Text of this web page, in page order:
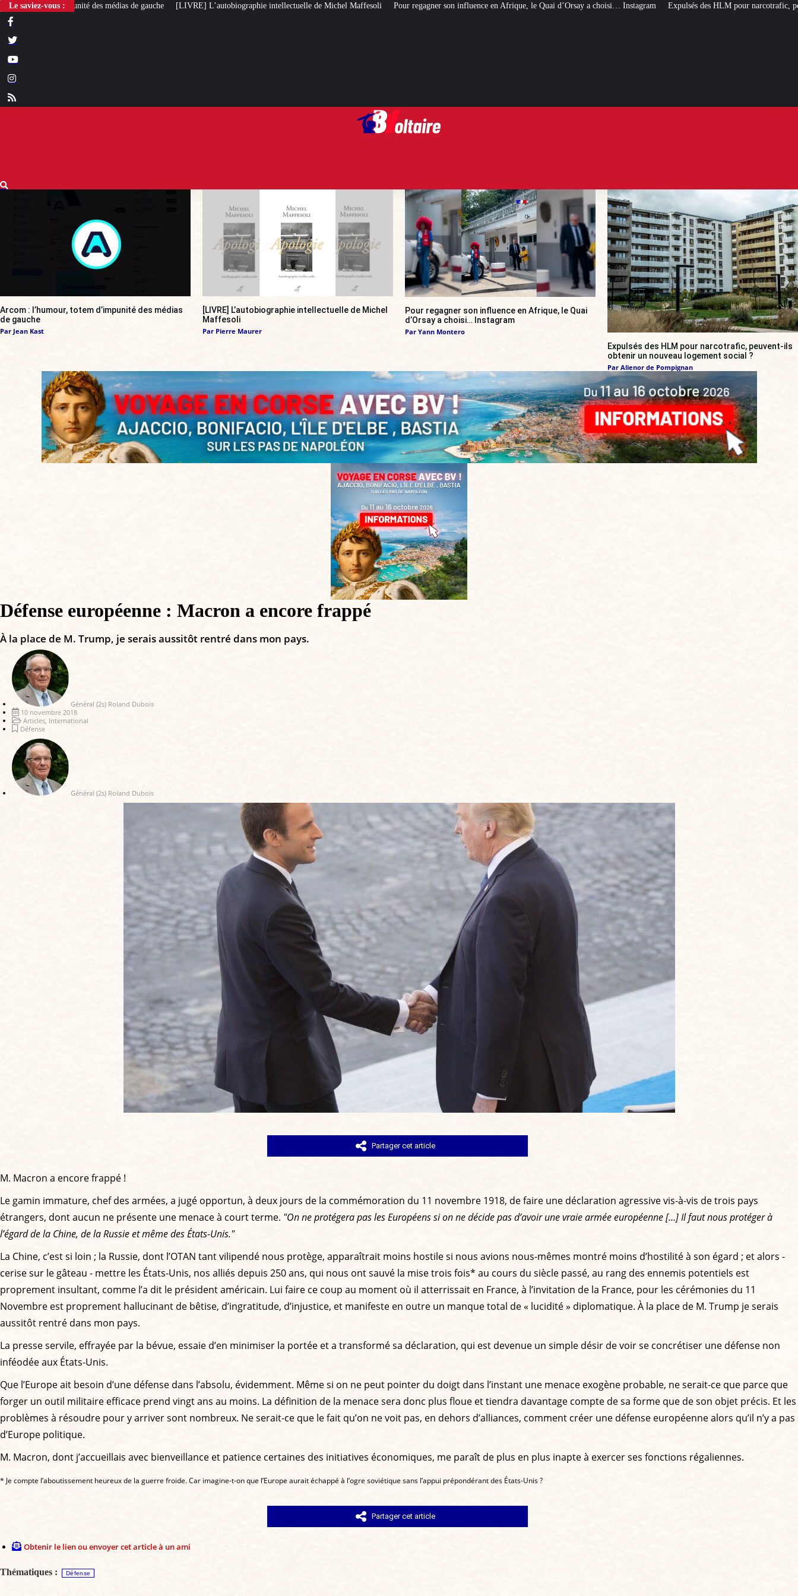
Le saviez-vous : [LIVRE] L’autobiographie intellectuelle de Michel Maffesoli Pour regagner son influence en Afrique, le Quai d’Orsay a choisi… Instagram Expulsés des HLM pour narcotrafic, peuvent-ils obtenir un
Arcom : l’humour, totem d’impunité des médias
de gauche
Par Jean Kast
[LIVRE] L’autobiographie intellectuelle de Michel
Maffesoli
Par Pierre Maurer
Pour regagner son influence en Afrique, le Quai
d’Orsay a choisi… Instagram
Par Yann Montero
Expulsés des HLM pour narcotrafic, peuvent-ils
obtenir un nouveau logement social ?
Par Alienor de Pompignan
Défense européenne : Macron a encore frappé
À la place de M. Trump, je serais aussitôt rentré dans mon pays.
Général (2s) Roland Dubois
10 novembre 2018
Articles International
Défense
Général (2s) Roland Dubois
Partager cet article
M. Macron a encore frappé !
Le gamin immature, chef des armées, a jugé opportun, à deux jours de la commémoration du 11 novembre 1918, de faire une déclaration agressive vis-à-vis de trois pays
étrangers, dont aucun ne présente une menace à court terme. "On ne protégera pas les Européens si on ne décide pas d’avoir une vraie armée européenne […] Il faut nous protéger à
l’égard de la Chine, de la Russie et même des États-Unis."
La Chine, c’est si loin ; la Russie, dont l’OTAN tant vilipendé nous protège, apparaîtrait moins hostile si nous avions nous-mêmes montré moins d’hostilité à son égard ; et alors -
cerise sur le gâteau - mettre les États-Unis, nos alliés depuis 250 ans, qui nous ont sauvé la mise trois fois* au cours du siècle passé, au rang des ennemis potentiels est
proprement insultant, comme l’a dit le président américain. Lui faire ce coup au moment où il atterrissait en France, à l’invitation de la France, pour les cérémonies du 11
Novembre est proprement hallucinant de bêtise, d’ingratitude, d’injustice, et manifeste en outre un manque total de « lucidité » diplomatique. À la place de M. Trump je serais
aussitôt rentré dans mon pays.
La presse servile, effrayée par la bévue, essaie d’en minimiser la portée et a transformé sa déclaration, qui est devenue un simple désir de voir se concrétiser une défense non
inféodée aux États-Unis.
Que l’Europe ait besoin d’une défense dans l’absolu, évidemment. Même si on ne peut pointer du doigt dans l’instant une menace exogène probable, ne serait-ce que parce que
forger un outil militaire efficace prend vingt ans au moins. La définition de la menace sera donc plus floue et tiendra davantage compte de sa forme que de son objet précis. Et les
problèmes à résoudre pour y arriver sont nombreux. Ne serait-ce que le fait qu’on ne voit pas, en dehors d’alliances, comment créer une défense européenne alors qu’il n’y a pas
d’Europe politique.
M. Macron, dont j’accueillais avec bienveillance et patience certaines des initiatives économiques, me paraît de plus en plus inapte à exercer ses fonctions régaliennes.
* Je compte l’aboutissement heureux de la guerre froide. Car imagine-t-on que l’Europe aurait échappé à l’ogre soviétique sans l’appui prépondérant des États-Unis ?
Partager cet article
Obtenir le lien ou envoyer cet article à un ami
Thématiques : Défense